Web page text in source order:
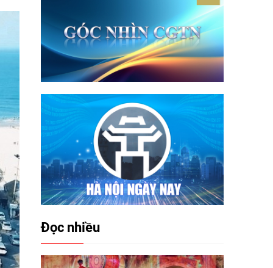
Đọc nhiều